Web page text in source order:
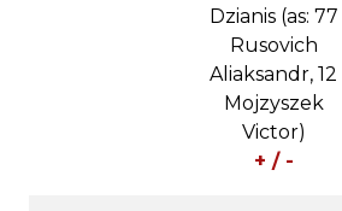
Dzianis (as: 77
Rusovich
Aliaksandr, 12
Mojzyszek
Victor)
+ / -